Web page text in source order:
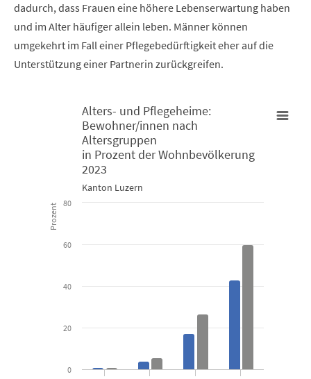
dadurch, dass Frauen eine höhere Lebenserwartung haben
und im Alter häufiger allein leben. Männer können
umgekehrt im Fall einer Pflegebedürftigkeit eher auf die
Unterstützung einer Partnerin zurückgreifen.
Alters- und Pflegeheime: Bewohner/innen nach
Bar chart with 2 data series.
View as data table, Alters- und Pflegeheime: Bewohner/
The chart has 1 X axis displaying categories.
Prozent
Alters- und Pflegeheime:
Bewohner/innen nach
Altersgruppen
in Prozent der Wohnbevölkerung
2023
Kanton Luzern
0
20
40
60
80